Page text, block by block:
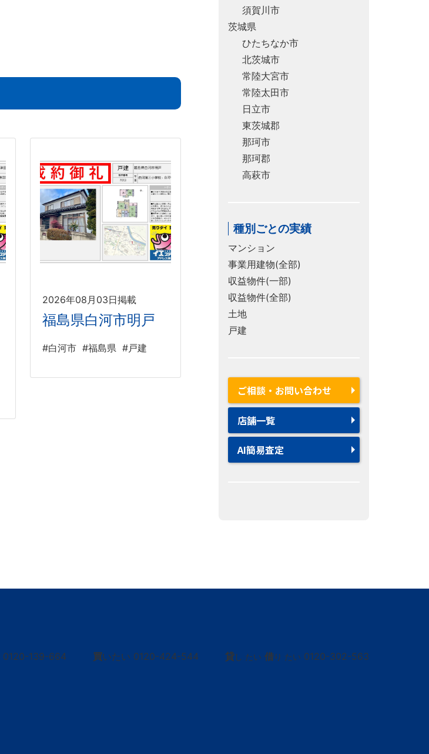
2026年08月03日掲載
福島県白河市明戸
#白河市 #福島県 #戸建
須賀川市
茨城県
ひたちなか市
北茨城市
常陸大宮市
常陸太田市
日立市
東茨城郡
那珂市
那珂郡
高萩市
種別ごとの実績
マンション
事業用建物(全部)
収益物件(一部)
収益物件(全部)
土地
戸建
ご相談・お問い合わせ
店舗一覧
AI簡易査定
0120-139-664 買いたい 0120-424-544 貸し たい 借り たい 0120-302-563